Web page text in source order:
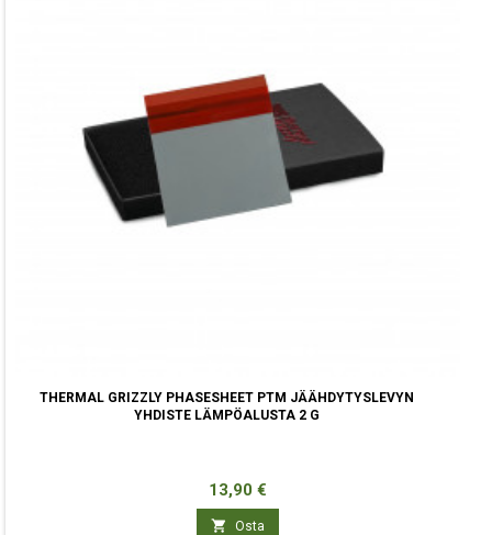
THERMAL GRIZZLY PHASESHEET PTM JÄÄHDYTYSLEVYN
YHDISTE LÄMPÖALUSTA 2 G
Hinta
13,90 €
 Osta